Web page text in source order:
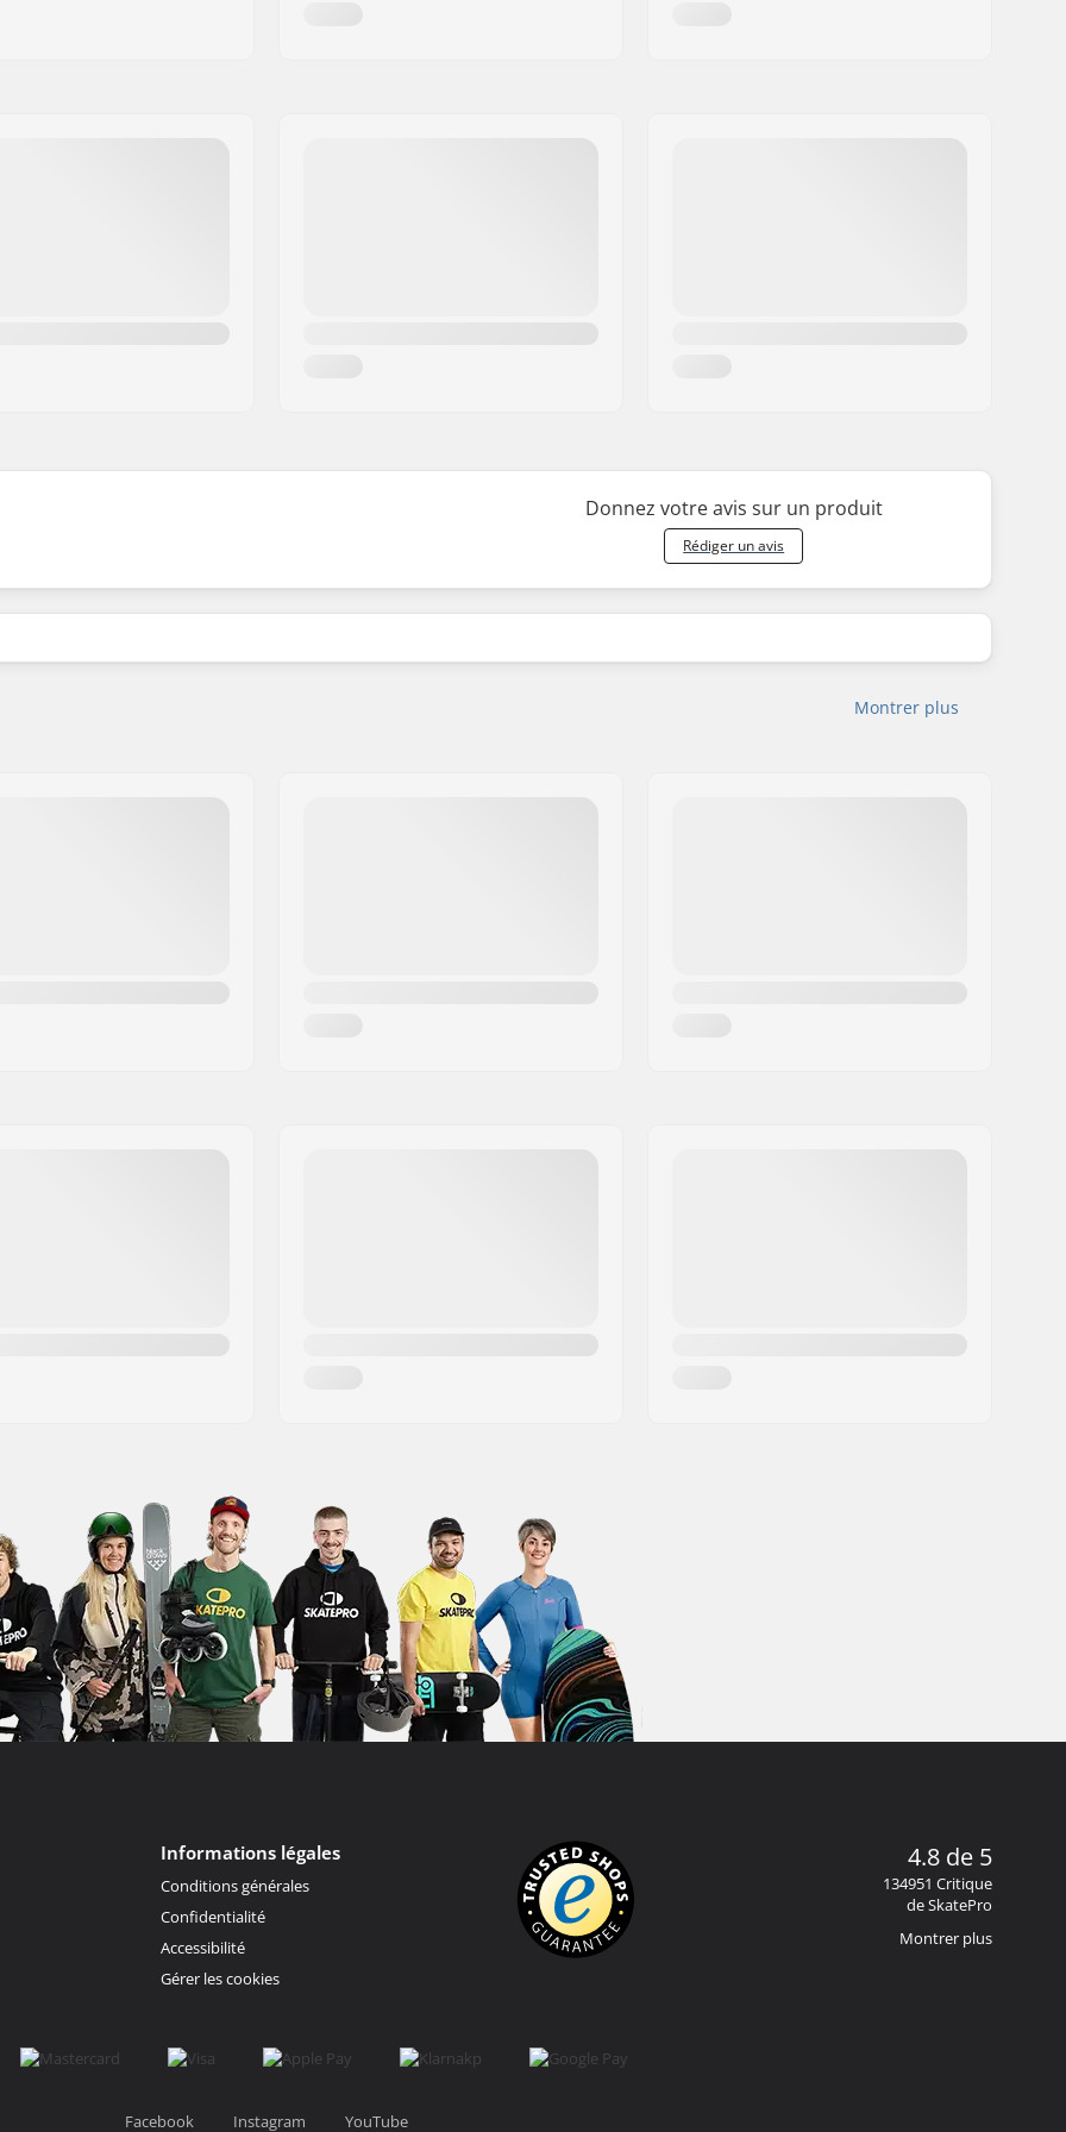
Donnez votre avis sur un produit
Rédiger un avis
Montrer plus
Informations légales
Conditions générales
Confidentialité
Accessibilité
Gérer les cookies
4.8 de 5
134951 Critique
de SkatePro
Montrer plus
Facebook Instagram YouTube